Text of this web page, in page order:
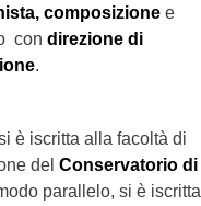
composizione e
con direzione di
.
è iscritta alla facoltà di
del Conservatorio di
parallelo, si è iscritta